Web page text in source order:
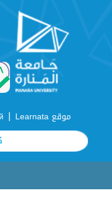
موقع Learnata |